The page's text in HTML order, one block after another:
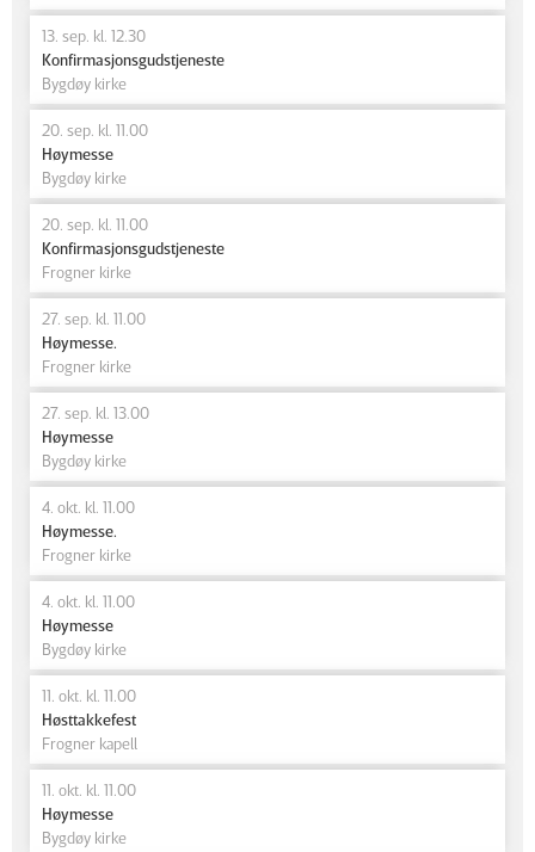
13. sep. kl. 12.30
Konfirmasjonsgudstjeneste
Bygdøy kirke
20. sep. kl. 11.00
Høymesse
Bygdøy kirke
20. sep. kl. 11.00
Konfirmasjonsgudstjeneste
Frogner kirke
27. sep. kl. 11.00
Høymesse.
Frogner kirke
27. sep. kl. 13.00
Høymesse
Bygdøy kirke
4. okt. kl. 11.00
Høymesse.
Frogner kirke
4. okt. kl. 11.00
Høymesse
Bygdøy kirke
11. okt. kl. 11.00
Høsttakkefest
Frogner kapell
11. okt. kl. 11.00
Høymesse
Bygdøy kirke